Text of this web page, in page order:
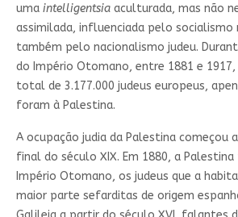
uma intelligentsiaaculturada, mas não
assimilada, influenciada pelo socialismo
também pelo nacionalismo judeu.
do Império Otomano, entre 1881 e 1917,
total de 3.177.000 judeus europeus,
foram à Palestina.
A ocupação judia da Palestina começou
final do século XIX. Em 1880, a
Império Otomano, os judeus que a
maior parte sefarditas de origem